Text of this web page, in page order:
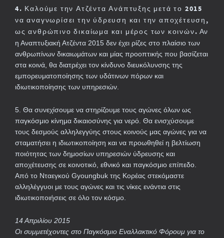
4. Καλούμε την Ατζέντα Ανάπτυξης μετά το 2015
να αναγνωρίσει την ύδρευση και την αποχέτευση,
ως ανθρώπινο δικαίωμα και μέρος των κοινών. Αν
η Αναπτυξιακή Ατζέντα 2015 δεν έχει ρίζες στο πλαίσιο των
ανθρωπίνων δικαιωμάτων και μίας προοπτικής που βασίζεται
στα κοινά, θα διατρέχει τον κίνδυνο διευκόλυνσης της
εμπορευματοποίησης των υδάτινων πόρων και
ιδιωτικοποίησης των υπηρεσιών.
5. Θα συνεχίσουμε να στηρίζουμε τους αγώνες όλων ως
παγκόσμιο κίνημα δικαιοσύνης για νερό. Θα ενισχύσουμε
τους δεσμούς αλληλεγγύης στους κοινούς μας αγώνες για να
σταματήσει η ιδιωτικοποίηση και να προωθηθεί η βελτίωση
ποιότητας των δημοσίων υπηρεσιών ύδρευσης και
αποχέτευσης σε κοινοτικό, εθνικό και παγκόσμιο επίπεδο.
Από το Νταεγκού Gyoungbuk της Κορέας στεκόμαστε
αλληλέγγυοι με τους αγώνες και τις νίκες ενάντια στις
ιδιωτικοποιήσεις σε όλο τον κόσμο.
14 Απριλίου 2015
Οι συμμετέχοντες στο Παγκόσμιο Εναλλακτικό Φόρουμ για το